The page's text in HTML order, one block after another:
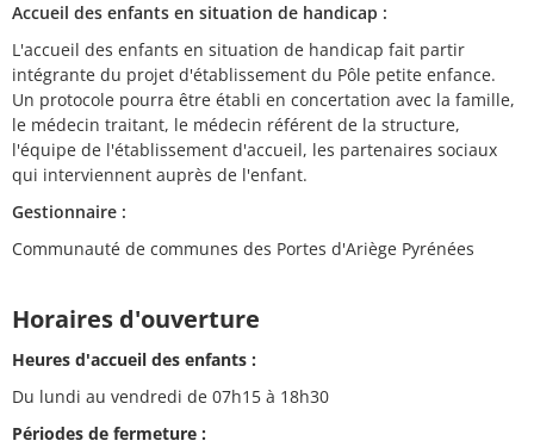
Accueil des enfants en situation de handicap :
L'accueil des enfants en situation de handicap fait partir
intégrante du projet d'établissement du Pôle petite enfance.
Un protocole pourra être établi en concertation avec la famille,
le médecin traitant, le médecin référent de la structure,
l'équipe de l'établissement d'accueil, les partenaires sociaux
qui interviennent auprès de l'enfant.
Gestionnaire :
Communauté de communes des Portes d'Ariège Pyrénées
Horaires d'ouverture
Heures d'accueil des enfants :
Du lundi au vendredi de 07h15 à 18h30
Périodes de fermeture :